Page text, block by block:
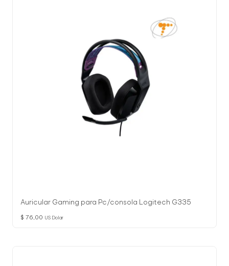
Auricular Gaming para Pc/consola Logitech G335
$ 76,00 US Dolar